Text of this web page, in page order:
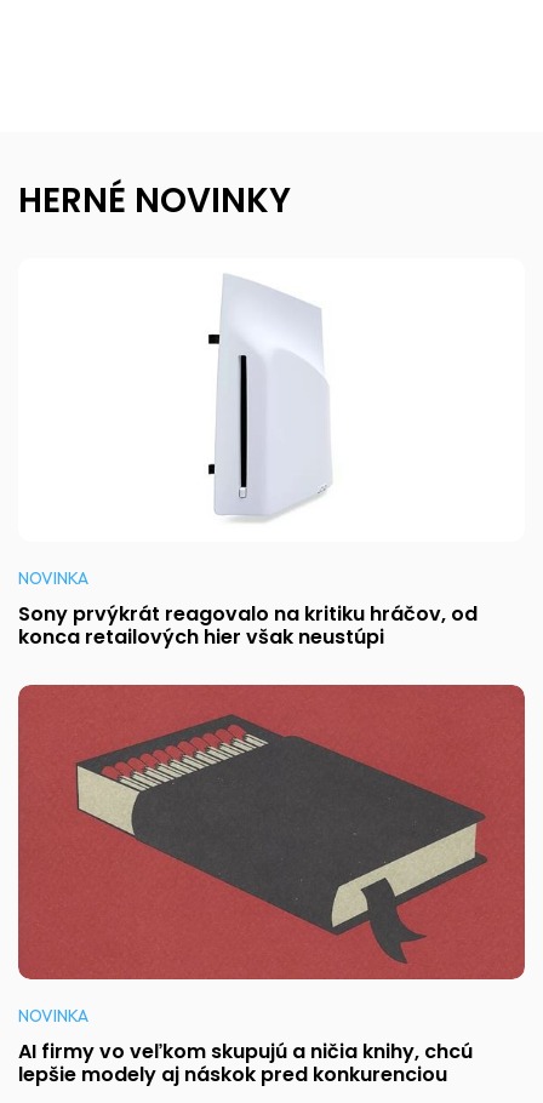
HERNÉ NOVINKY
NOVINKA
Sony prvýkrát reagovalo na kritiku hráčov, od
konca retailových hier však neustúpi
NOVINKA
AI firmy vo veľkom skupujú a ničia knihy, chcú
lepšie modely aj náskok pred konkurenciou